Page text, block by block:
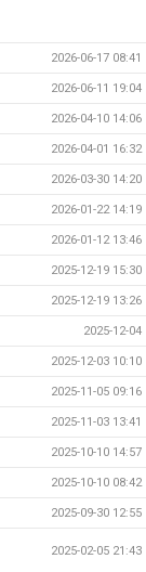
2026-06-17 08:41
2026-06-11 19:04
2026-04-10 14:06
2026-04-01 16:32
2026-03-30 14:20
2026-01-22 14:19
2026-01-12 13:46
2025-12-19 15:30
2025-12-19 13:26
2025-12-04
2025-12-03 10:10
2025-11-05 09:16
2025-11-03 13:41
2025-10-10 14:57
2025-10-10 08:42
2025-09-30 12:55
2025-02-05 21:43